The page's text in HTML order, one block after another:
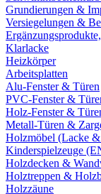
Grundierungen &
Versiegelungen &
Klarlacke
Heizkörper
Arbeitsplatten
Alu-Fenster & Türen
PVC-Fenster &
Holz-Fenster &
Metall-Türen &
Holzmöbel (Lacke
Kinderspielzeuge
Holzdecken &
Holztreppen &
Holzzäune